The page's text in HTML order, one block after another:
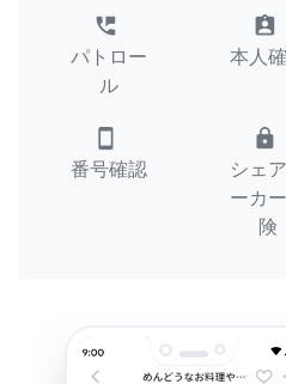
perm_phone_msg
パトロー
ル
assignment_ind
本人
smartphone
番号確認
lock
シェ
ーカ
険